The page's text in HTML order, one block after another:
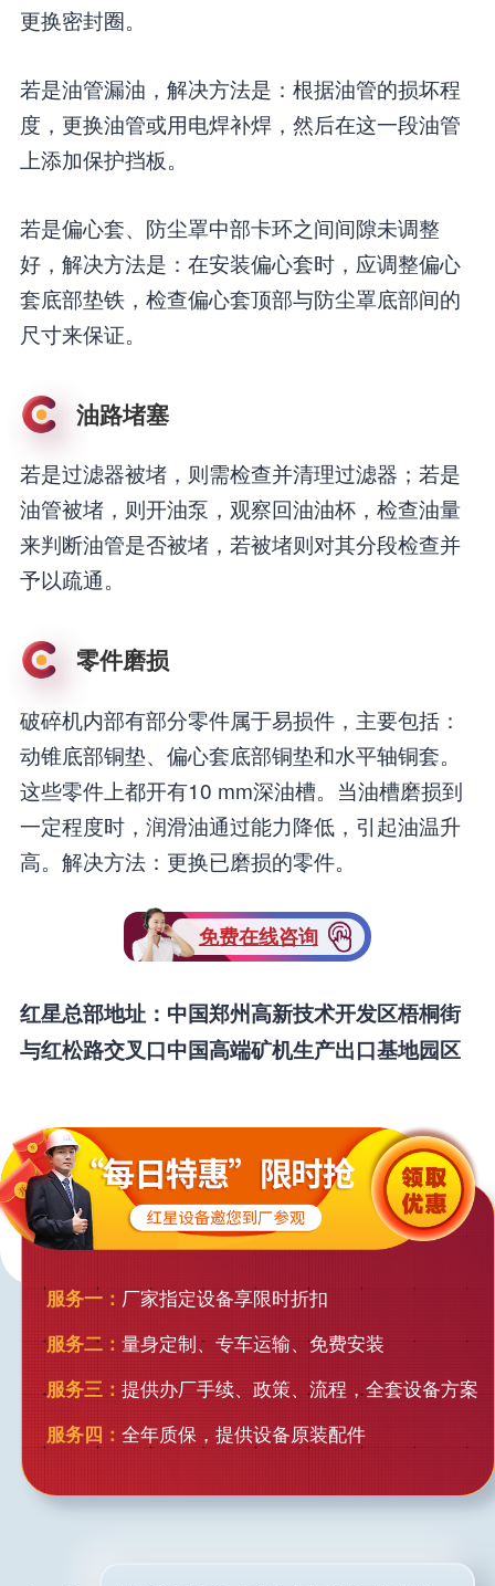
更换密封圈。
若是油管漏油，解决方法是：根据油管的损坏程
度，更换油管或用电焊补焊，然后在这一段油管
上添加保护挡板。
若是偏心套、防尘罩中部卡环之间间隙未调整
好，解决方法是：在安装偏心套时，应调整偏心
套底部垫铁，检查偏心套顶部与防尘罩底部间的
尺寸来保证。
油路堵塞
若是过滤器被堵，则需检查并清理过滤器；若是
油管被堵，则开油泵，观察回油油杯，检查油量
来判断油管是否被堵，若被堵则对其分段检查并
予以疏通。
零件磨损
破碎机内部有部分零件属于易损件，主要包括：
动锥底部铜垫、偏心套底部铜垫和水平轴铜套。
这些零件上都开有10 mm深油槽。当油槽磨损到
一定程度时，润滑油通过能力降低，引起油温升
高。解决方法：更换已磨损的零件。
免费在线咨询
红星总部地址：中国郑州高新技术开发区梧桐街
与红松路交叉口中国高端矿机生产出口基地园区
服务一： 厂家指定设备享限时折扣
服务二： 量身定制、专车运输、免费安装
服务三： 提供办厂手续、政策、流程，全套设备方案
服务四： 全年质保，提供设备原装配件